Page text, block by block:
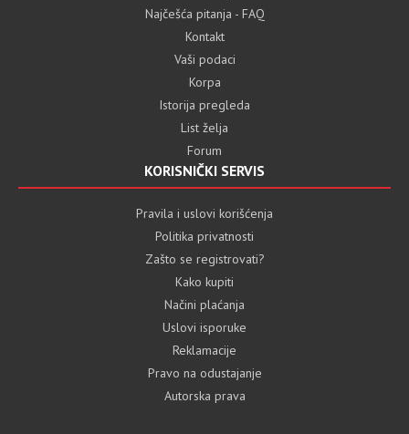
Najčešća pitanja - FAQ
Kontakt
Vaši podaci
Korpa
Istorija pregleda
List želja
Forum
KORISNIČKI SERVIS
Pravila i uslovi korišćenja
Politika privatnosti
Zašto se registrovati?
Kako kupiti
Načini plaćanja
Uslovi isporuke
Reklamacije
Pravo na odustajanje
Autorska prava